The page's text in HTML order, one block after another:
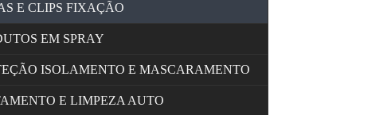
E CLIPS FIXAÇÃO
EM SPRAY
ISOLAMENTO E MASCARAMENTO
E LIMPEZA AUTO